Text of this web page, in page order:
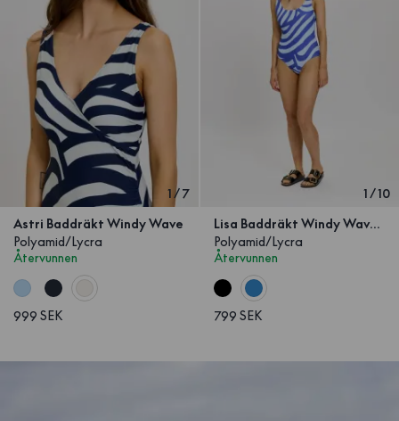
1/7
Astri Baddräkt Windy Wave
Polyamid/Lycra
Återvunnen
999 SEK
1/10
Lisa Baddräkt Windy Wave Blå
Polyamid/Lycra
Återvunnen
799 SEK